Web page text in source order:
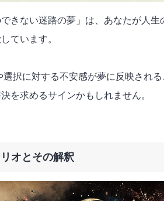
できない迷路の夢」は、あなたが人
ています。
選択に対する不安感が夢に反映され
を求めるサインかもしれません。
オとその解釈